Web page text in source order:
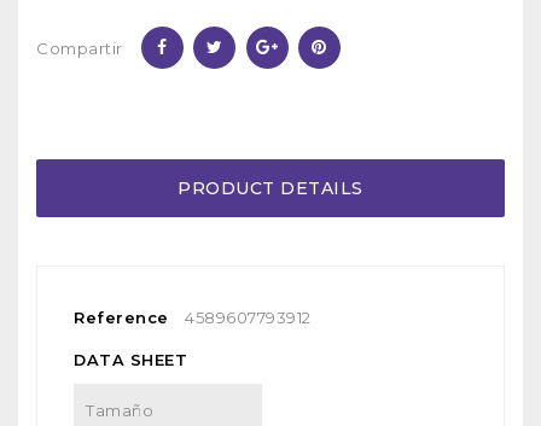
Compartir
PRODUCT DETAILS
Reference 4589607793912
DATA SHEET
Tamaño